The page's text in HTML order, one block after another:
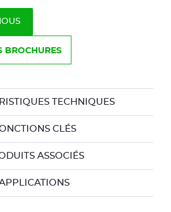
BROCHURES
TECHNIQUES
CLÉS
ASSOCIÉS